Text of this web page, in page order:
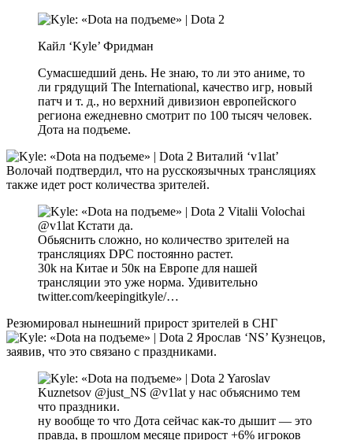
Кайл ‘Kyle’ Фридман
Сумасшедший день. Не знаю, то ли это аниме, то
ли грядущий The International, качество игр, новый
патч и т. д., но верхний дивизион европейского
региона ежедневно смотрит по 100 тысяч человек.
Дота на подъеме.
Виталий ‘v1lat’
Волочай подтвердил, что на русскоязычных трансляциях
также идет рост количества зрителей.
Vitalii Volochai
@v1lat Кстати да.
Обьяснить сложно, но количество зрителей на
трансляциях DPC постоянно растет.
30k на Китае и 50к на Европе для нашей
трансляции это уже норма. Удивительно
twitter.com/keepingitkyle/…
Резюмировал нынешний прирост зрителей в СНГ
Ярослав ‘NS’ Кузнецов,
заявив, что это связано с праздниками.
Yaroslav
Kuznetsov @just_NS @v1lat у нас объяснимо тем
что праздники.
ну вообще то что Дота сейчас как-то дышит — это
правда, в прошлом месяце прирост +6% игроков